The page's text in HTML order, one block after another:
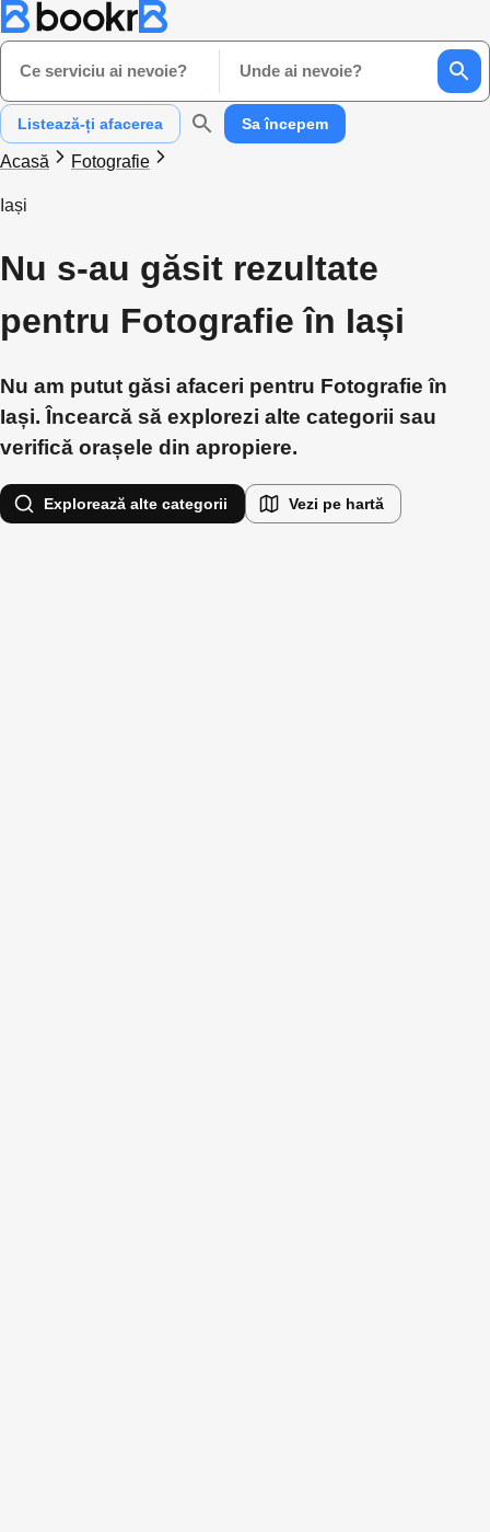
Ce serviciu ai nevoie? Unde ai nevoie?
Listează-ți afacerea Sa începem
Acasă Fotografie
Iași
Nu s-au găsit rezultate
pentru Fotografie în Iași
Nu am putut găsi afaceri pentru Fotografie în
Iași. Încearcă să explorezi alte categorii sau
verifică orașele din apropiere.
Explorează alte categorii Vezi pe hartă